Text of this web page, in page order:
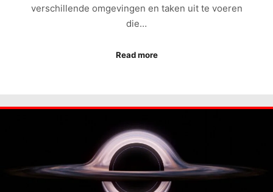
verschillende omgevingen en taken uit te voeren
die…
Read more